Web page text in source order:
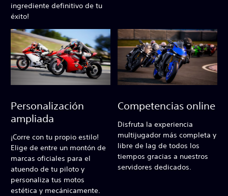
ingrediente definitivo de tu
éxito!
Personalización
ampliada
¡Corre con tu propio estilo!
Elige de entre un montón de
marcas oficiales para el
atuendo de tu piloto y
personaliza tus motos
estética y mecánicamente.
Competencias online
Disfruta la experiencia
multijugador más completa y
libre de lag de todos los
tiempos gracias a nuestros
servidores dedicados.